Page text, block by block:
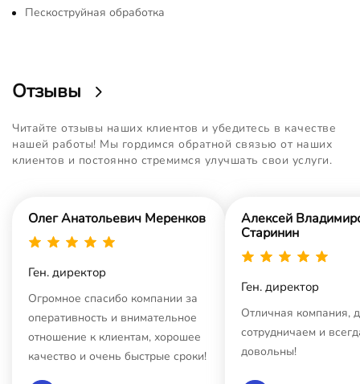
Пескоструйная обработка
Отзывы
Читайте отзывы наших клиентов и убедитесь в качестве
нашей работы! Мы гордимся обратной связью от наших
клиентов и постоянно стремимся улучшать свои услуги.
Олег Анатольевич Меренков
Ген. директор
Огромное спасибо компании за
оперативность и внимательное
отношение к клиентам, хорошее
качество и очень быстрые сроки!
Алексей
Старинин
Ген. директор
Отличная компания,
сотрудничаем и
довольны!